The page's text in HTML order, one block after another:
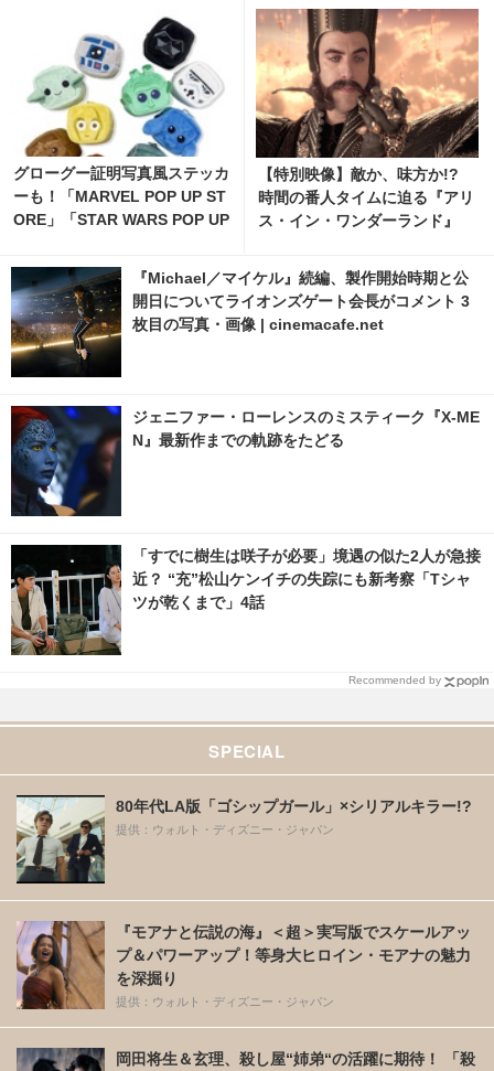
グローグー証明写真風ステッカ
ーも！「MARVEL POP UP ST
ORE」「STAR WARS POP UP
伊勢丹で開催 9枚目の写真・画
像 | cinemacafe.net
【特別映像】敵か、味方か!?
時間の番人タイムに迫る『アリ
ス・イン・ワンダーランド』
『Michael／マイケル』続編、製作開始時期と公
開日についてライオンズゲート会長がコメント 3
枚目の写真・画像 | cinemacafe.net
ジェニファー・ローレンスのミスティーク『X-ME
N』最新作までの軌跡をたどる
「すでに樹生は咲子が必要」境遇の似た2人が急接
近？ “充”松山ケンイチの失踪にも新考察「Tシャ
ツが乾くまで」4話
Recommended by
SPECIAL
80年代LA版「ゴシップガール」×シリアルキラー!?
提供：ウォルト・ディズニー・ジャパン
『モアナと伝説の海』＜超＞実写版でスケールアッ
プ＆パワーアップ！等身大ヒロイン・モアナの魅力
を深掘り
提供：ウォルト・ディズニー・ジャパン
岡田将生＆玄理、殺し屋“姉弟“の活躍に期待！ 「殺